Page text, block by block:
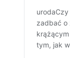
zadbać o
tym, jak